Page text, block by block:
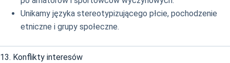
Unikamy języka stereotypizującego płcie, pochodzenie
etniczne i grupy społeczne.
13. Konflikty interesów